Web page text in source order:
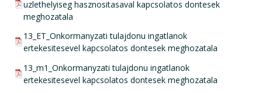
uzlethelyiseg hasznositasaval kapcsolatos dontesek
meghozatala
pdf csatolmány:
13_ET_Onkormanyzati tulajdonu ingatlanok
ertekesitesevel kapcsolatos dontesek meghozatala
pdf csatolmány:
13_m1_Onkormanyzati tulajdonu ingatlanok
ertekesitesevel kapcsolatos dontesek meghozatala